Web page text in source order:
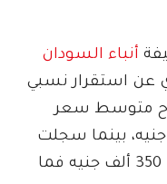
أنباء السودان
عن استقرار نسبي
متوسط سعر
بين 400 إلى 500 ألف جنيه، بينما سجلت
الخراف الصغيرة أسعارًا تبدأ من 350 ألف جنيه فما